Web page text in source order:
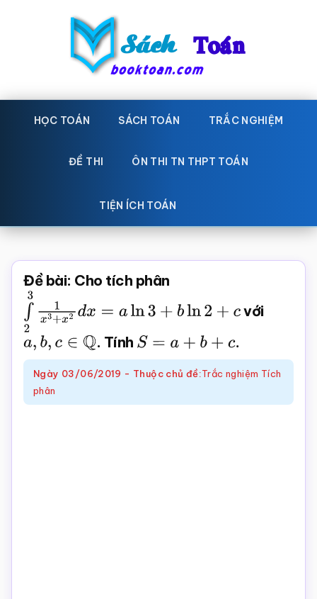
Sách
Toán
toán
Học
toán,
giáo
Toán,
trắc
nghiệm
Toán
online
HỌC TOÁN SÁCH TOÁN TRẮC NGHIỆM
ĐỀ THI ÔN THI TN THPT TOÁN
TIỆN ÍCH TOÁN
Đề bài: Cho tích phân
2 31x3+x2d x= a ln3 + bln 2+c
với
a, b,c∈Q . Tính S=a+b +c .
Ngày 03/06/2019 - Thuộc chủ đề:Trắc nghiệm Tích
phân